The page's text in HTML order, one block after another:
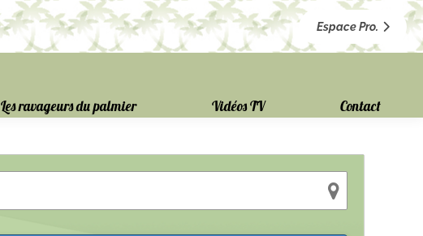
Espace Pro.
Les ravageurs du palmier Vidéos TV Contact